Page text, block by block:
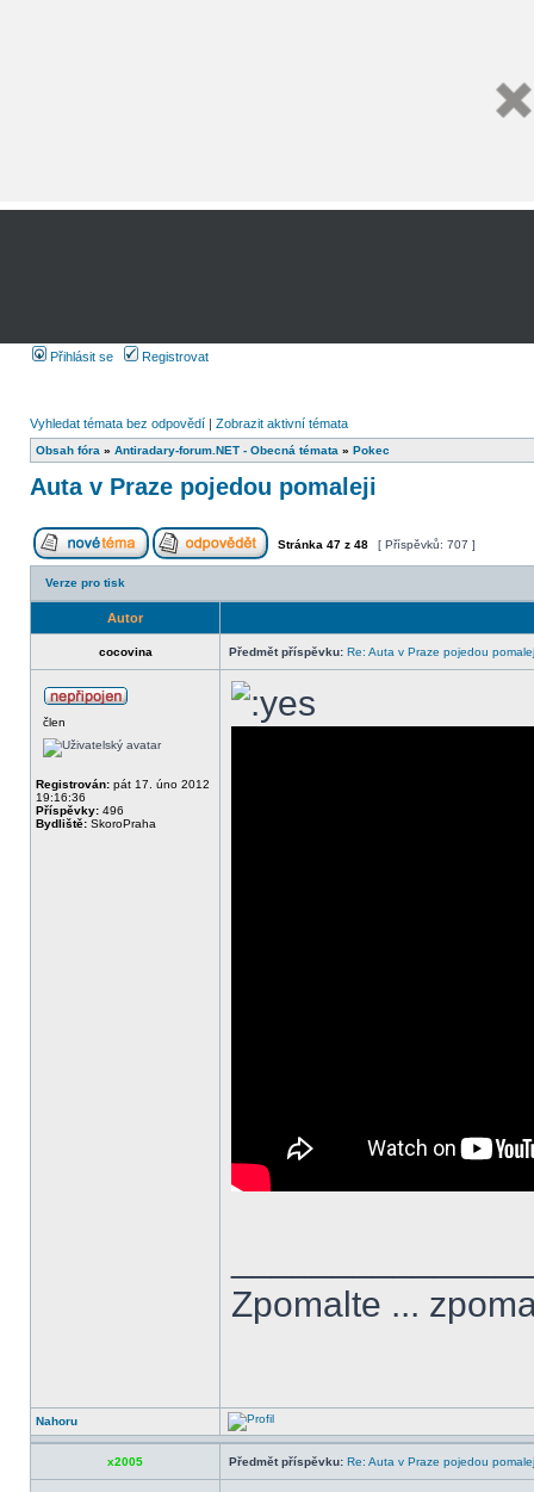
Přihlásit se Registrovat
Vyhledat témata bez odpovědí | Zobrazit aktivní témata
Obsah fóra » Antiradary-forum.NET - Obecná témata » Pokec
Auta v Praze pojedou pomaleji
Stránka 47 z 48 [ Příspěvků: 707 ]
Verze pro tisk
Autor
cocovina Předmět příspěvku: Re: Auta v Praze pojedou
člen
Registrován: pát 17. úno 2012
19:16:36
Příspěvky: 496
Bydliště: SkoroPraha
Zpomalte ...
Nahoru
x2005 Předmět příspěvku: Re: Auta v Praze pojedou